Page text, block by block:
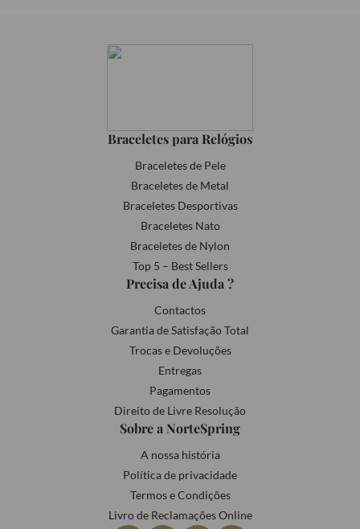
Braceletes para Relógios
Braceletes de Pele
Braceletes de Metal
Braceletes Desportivas
Braceletes Nato
Braceletes de Nylon
Top 5 – Best Sellers
Precisa de Ajuda ?
Contactos
Garantia de Satisfação Total
Trocas e Devoluções
Entregas
Pagamentos
Direito de Livre Resolução
Sobre a NorteSpring
A nossa história
Política de privacidade
Termos e Condições
Livro de Reclamações Online